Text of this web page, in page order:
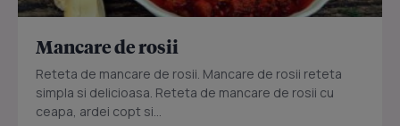
Mancare de rosii
Reteta de mancare de rosii. Mancare de rosii reteta
simpla si delicioasa. Reteta de mancare de rosii cu
ceapa, ardei copt si...